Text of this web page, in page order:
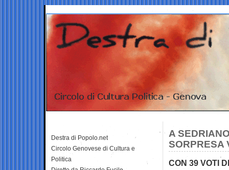
A
SORPRESA
CON 39 VOTI
Destra di Popolo.net
Circolo Genovese di Cultura e
Politica